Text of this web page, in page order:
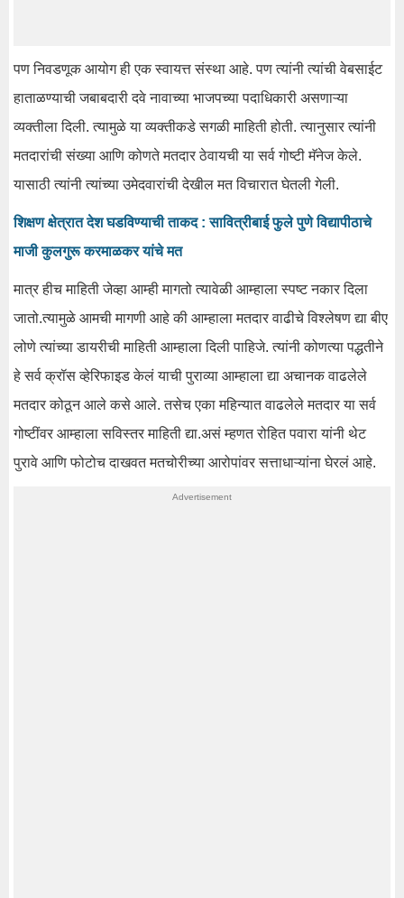
पण निवडणूक आयोग ही एक स्वायत्त संस्था आहे. पण त्यांनी त्यांची वेबसाईट
हाताळण्याची जबाबदारी दवे नावाच्या भाजपच्या पदाधिकारी असणाऱ्या
व्यक्तीला दिली. त्यामुळे या व्यक्तीकडे सगळी माहिती होती. त्यानुसार त्यांनी
मतदारांची संख्या आणि कोणते मतदार ठेवायची या सर्व गोष्टी मॅनेज केले.
यासाठी त्यांनी त्यांच्या उमेदवारांची देखील मत विचारात घेतली गेली.
शिक्षण क्षेत्रात देश घडविण्याची ताकद : सावित्रीबाई फुले पुणे विद्यापीठाचे
माजी कुलगुरू करमाळकर यांचे मत
मात्र हीच माहिती जेव्हा आम्ही मागतो त्यावेळी आम्हाला स्पष्ट नकार दिला
जातो.त्यामुळे आमची मागणी आहे की आम्हाला मतदार वाढीचे विश्लेषण द्या बीए
लोणे त्यांच्या डायरीची माहिती आम्हाला दिली पाहिजे. त्यांनी कोणत्या पद्धतीने
हे सर्व क्रॉस व्हेरिफाइड केलं याची पुराव्या आम्हाला द्या अचानक वाढलेले
मतदार कोठून आले कसे आले. तसेच एका महिन्यात वाढलेले मतदार या सर्व
गोष्टींवर आम्हाला सविस्तर माहिती द्या.असं म्हणत रोहित पवारा यांनी थेट
पुरावे आणि फोटोच दाखवत मतचोरीच्या आरोपांवर सत्ताधाऱ्यांना घेरलं आहे.